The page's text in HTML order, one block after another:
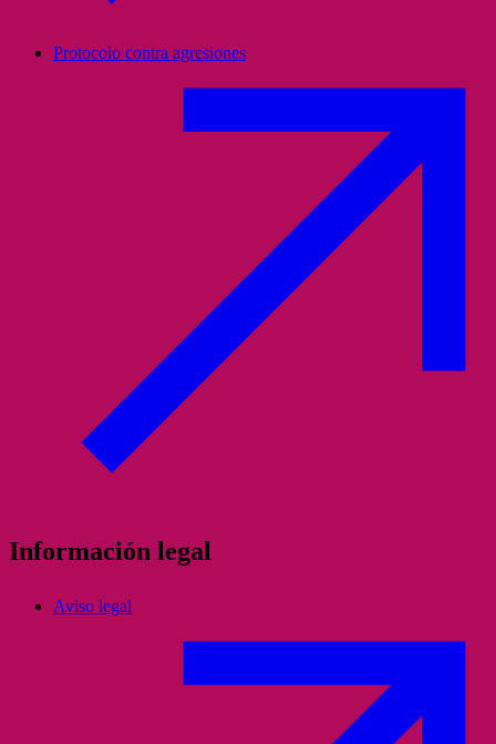
Protocolo contra agresiones
Información legal
Aviso legal